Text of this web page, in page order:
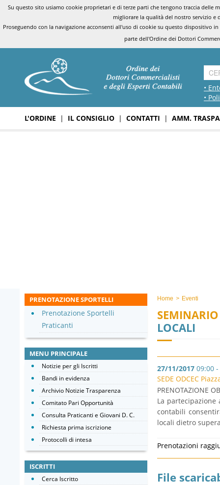
Su questo sito usiamo cookie proprietari e di terze parti che tengono traccia
migliorare la qualità del nostro servizio e
Proseguendo con la navigazione acconsenti all'uso di cookie su questo dispositivo
parte dell'Ordine dei Dottori
•
•
L'ORDINE | IL CONSIGLIO | CONTATTI | AMM.
Home > Eventi
LOCALI
27/11/2017 09:00
SEDE ODCEC
PRENOTAZIONE
La
contabili
locali dietro
Prenotazioni
File
PRENOTAZIONE SPORTELLI
Prenotazione Sportelli
Praticanti
MENU PRINCIPALE
Notizie per gli Iscritti
Bandi in evidenza
Archivio Notizie Trasparenza
Comitato Pari Opportunità
Consulta Praticanti e Giovani D. C.
Richiesta prima iscrizione
Protocolli di intesa
ISCRITTI
Cerca Iscritto